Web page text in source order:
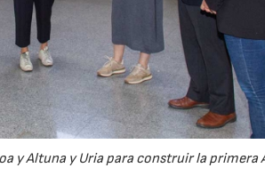
y Altuna y Uria para construir la primera